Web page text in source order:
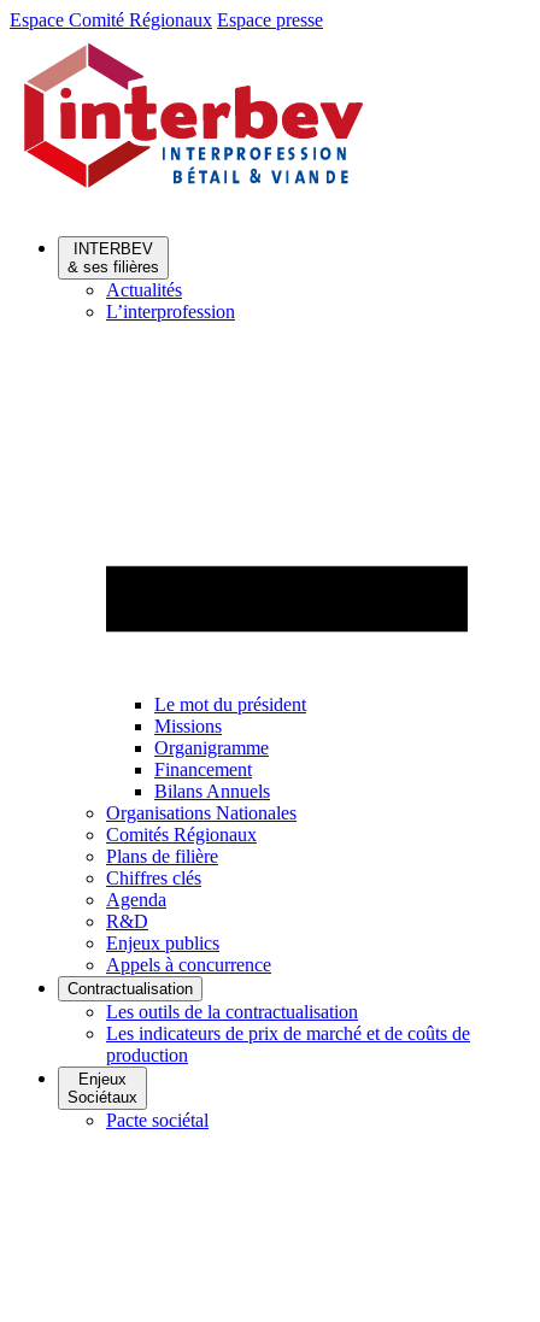
Aller
Aller
contenu
Espace Comité Régionaux Espace presse
INTERBEV
& ses filières
Actualités
L’interprofession
Le mot du président
Missions
Organigramme
Financement
Bilans Annuels
Organisations Nationales
Comités Régionaux
Plans de filière
Chiffres clés
Agenda
R&D
Enjeux publics
Appels à concurrence
Contractualisation
Les outils de la contractualisation
Les indicateurs de prix de marché et de coûts de
production
Enjeux
Sociétaux
Pacte sociétal